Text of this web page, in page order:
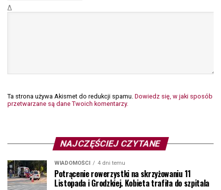
Δ
Ta strona używa Akismet do redukcji spamu. Dowiedz się, w jaki sposób
przetwarzane są dane Twoich komentarzy.
NAJCZĘŚCIEJ CZYTANE
WIADOMOŚCI 4 dni temu
Potrącenie rowerzystki na skrzyżowaniu 11
Listopada i Grodzkiej. Kobieta trafiła do szpitala